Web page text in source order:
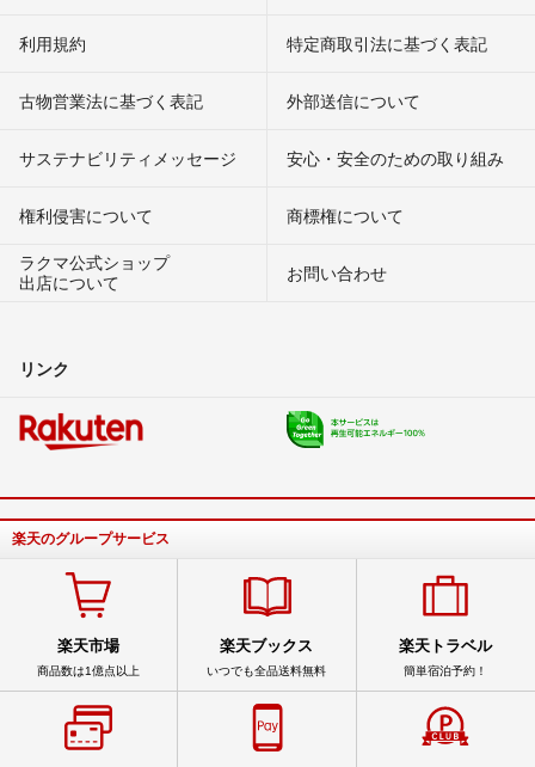
利用規約 特定商取引法に基づく表記
古物営業法に基づく表記 外部送信について
サステナビリティメッセージ 安心・安全のための取り組み
権利侵害について
商標権について
ラクマ公式ショップ
出店について
お問い合わせ
リンク
楽天のグループサービス
楽天市場
商品数は1億点以上
楽天ブックス
いつでも全品送料無料
楽天トラベル
簡単宿泊予約！